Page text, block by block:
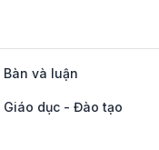
Bàn và luận
Giáo dục - Đào tạo